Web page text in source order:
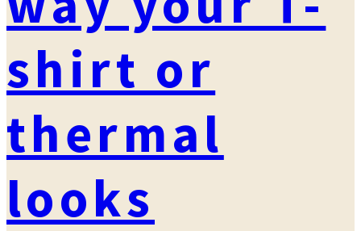
shirt or
thermal
looks